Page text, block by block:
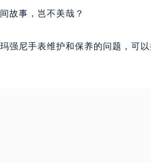
故事，岂不美哉？
强尼手表维护和保养的问题，可